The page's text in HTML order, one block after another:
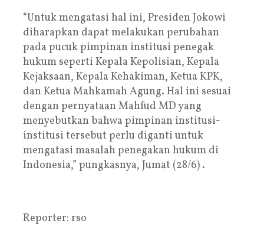
“Untuk mengatasi hal ini, Presiden Jokowi
diharapkan dapat melakukan perubahan
pada pucuk pimpinan institusi penegak
hukum seperti Kepala Kepolisian, Kepala
Kejaksaan, Kepala Kehakiman, Ketua KPK,
dan Ketua Mahkamah Agung. Hal ini sesuai
dengan pernyataan Mahfud MD yang
menyebutkan bahwa pimpinan institusi-
institusi tersebut perlu diganti untuk
mengatasi masalah penegakan hukum di
Indonesia,” pungkasnya, Jumat (28/6) .
Reporter: rso